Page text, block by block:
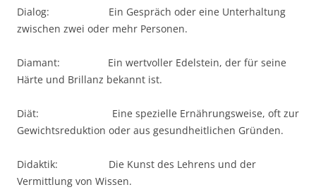
Dialog: Ein Gespräch oder eine Unterhaltung
zwischen zwei oder mehr Personen.
Diamant: Ein wertvoller Edelstein, der für seine
Härte und Brillanz bekannt ist.
Diät: Eine spezielle Ernährungsweise, oft zur
Gewichtsreduktion oder aus gesundheitlichen Gründen.
Didaktik: Die Kunst des Lehrens und der
Vermittlung von Wissen.